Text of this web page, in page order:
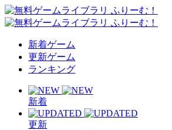
新着ゲーム
更新ゲーム
ランキング
新着
更新